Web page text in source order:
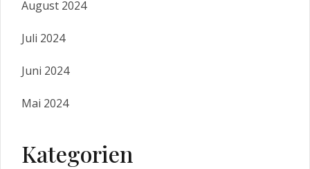
August 2024
Juli 2024
Juni 2024
Mai 2024
Kategorien